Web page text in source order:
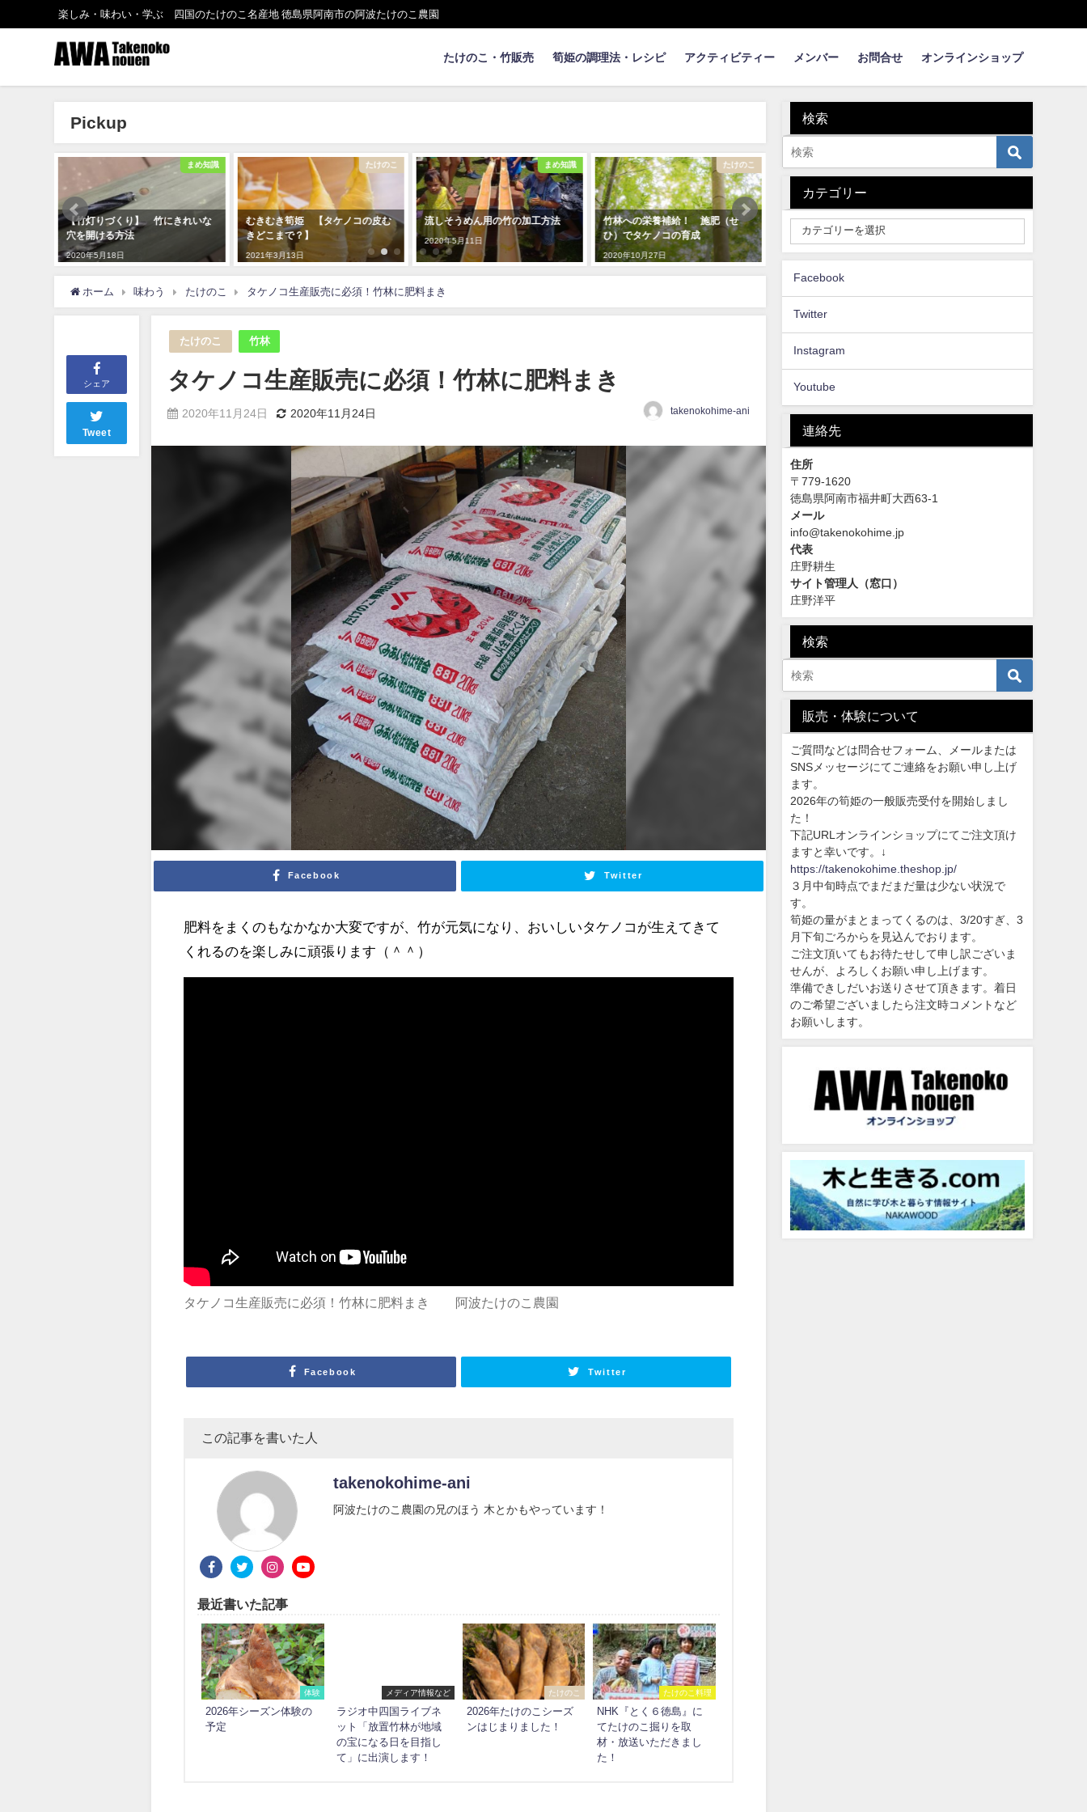
楽しみ・味わい・学ぶ 四国のたけのこ名産地 徳島県阿南市の阿波たけのこ農園
たけのこ・竹販売 筍姫の調理法・レシピ アクティビティー メンバー お問合せ オンラインショップ
Pickup
たけのこ
むきむき筍姫 【タケノコの皮む
きどこまで？】
2021年3月13日
まめ知識
流しそうめん用の竹の加工方法
2020年5月11日
たけのこ
竹林への栄養補給！ 施肥（せ
ひ）でタケノコの育成
2020年10月27日
ものづくり
流しそうめんの竹加工ムービー
3minバージョン
2020年5月15日
【タケノコの楽しみ方】レシピだ
いたい50＋子供と一緒に体験！
荒れた竹林も整備すればキ
ホーム 味わう たけのこ タケノコ生産販売に必須！竹林に肥料まき
シェア
Tweet
たけのこ 竹林
タケノコ生産販売に必須！竹林に肥料まき
2020年11月24日 2020年11月24日 takenokohime-ani
Facebook Twitter
肥料をまくのもなかなか大変ですが、竹が元気になり、おいしいタケノコが生えてきて
くれるのを楽しみに頑張ります（＾＾）
タケノコ生産販売に必須！竹林に肥料まき 阿波たけのこ農園
Facebook Twitter
この記事を書いた人
takenokohime-ani
阿波たけのこ農園の兄のほう 木とかもやっています！
最近書いた記事
体験
2026年シーズン体験の
予定
メディア情報など
ラジオ中四国ライブネ
ット「放置竹林が地域
の宝になる日を目指し
て」に出演します！
たけのこ
2026年たけのこシーズ
ンはじまりました！
たけのこ料理
NHK『とく６徳島』に
てたけのこ掘りを取
材・放送いただきまし
た！
検索
カテゴリー
Facebook
Twitter
Instagram
Youtube
連絡先
住所
〒779-1620
徳島県阿南市福井町大西63-1
メール
info@takenokohime.jp
代表
庄野耕生
サイト管理人（窓口）
庄野洋平
検索
販売・体験について
ご質問などは問合せフォーム、メールまたは
SNSメッセージにてご連絡をお願い申し上げ
ます。
2026年の筍姫の一般販売受付を開始しまし
た！
下記URLオンラインショップにてご注文頂け
ますと幸いです。↓
https://takenokohime.theshop.jp/
３月中旬時点でまだまだ量は少ない状況で
す。
筍姫の量がまとまってくるのは、3/20すぎ、3
月下旬ごろからを見込んでおります。
ご注文頂いてもお待たせして申し訳ございま
せんが、よろしくお願い申し上げます。
準備できしだいお送りさせて頂きます。着日
のご希望ございましたら注文時コメントなど
お願いします。